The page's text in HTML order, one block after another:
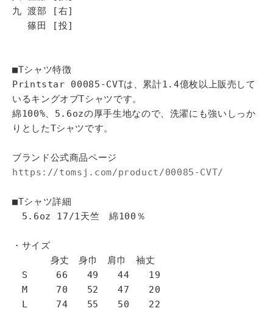
九 渡部 [右]
篠田 [投]
■Tシャツ特徴
Printstar 00085-CVTは、累計1.4億枚以上販売して
いるキングオブTシャツです。
綿100%、5.6ozの厚手生地なので、洗濯にも強いしっか
りとしたTシャツです。
ブランド公式商品ページ
https://tomsj.com/product/00085-CVT/
■Tシャツ詳細
5.6oz 17/1天竺 綿100％
・サイズ
身丈 身巾 肩巾 袖丈
S 66 49 44 19
M 70 52 47 20
L 74 55 50 22